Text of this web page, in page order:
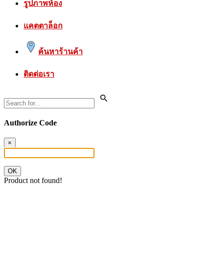
รูปภาพห้อง
แคตตาล็อก
ค้นหาร้านค้า
ติดต่อเรา
Authorize Code
×
OK
Product not found!